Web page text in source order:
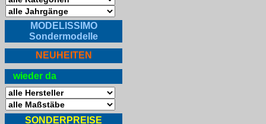
MODELISSIMO
Sondermodelle
NEUHEITEN
wieder da
SONDERPREISE